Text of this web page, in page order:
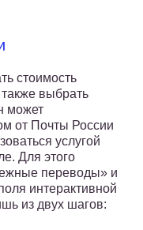
стоимость
выбрать
может
от Почты России
услугой
Для этого
переводы» и
интерактивной
из двух шагов: